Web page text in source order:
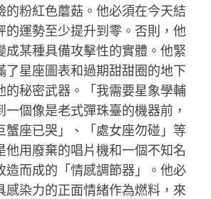
的粉紅色蘑菇。他必須在今天結
的運勢至少提升到零。否則，他
成某種具備攻擊性的實體。他緊
了星座圖表和過期甜甜圈的地下
的秘密武器。「我需要星象學輔
個像是老式彈珠臺的機器前，
蟹座已哭」、「處女座勿碰」等
他用廢棄的唱片機和一個不知名
造而成的「情感調節器」。他必
感染力的正面情緒作為燃料，來